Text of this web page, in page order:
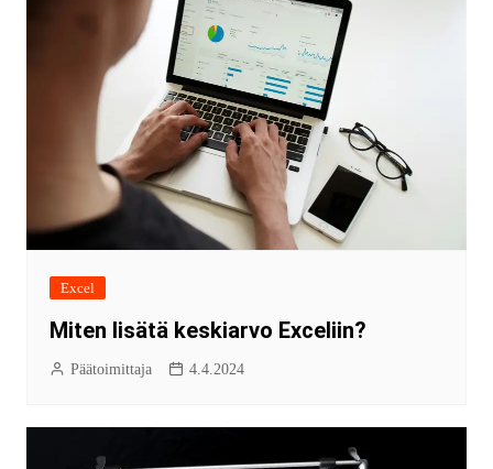
Excel
Miten lisätä keskiarvo Exceliin?
Päätoimittaja 4.4.2024